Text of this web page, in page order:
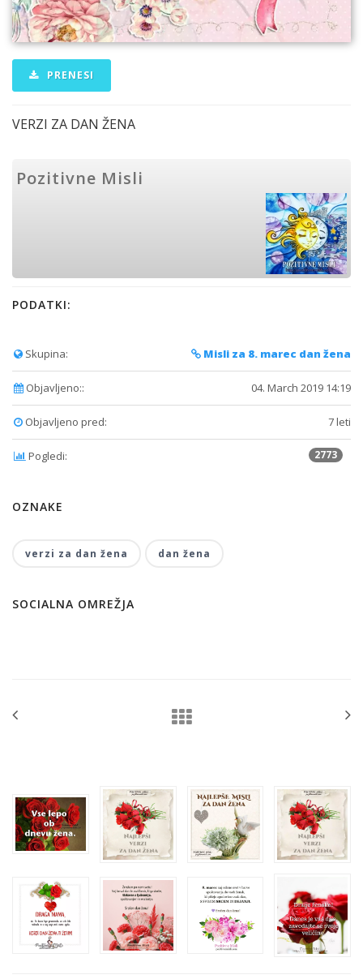
PRENESI
VERZI ZA DAN ŽENA
Pozitivne Misli
PODATKI:
Skupina: Misli za 8. marec dan žena
Objavljeno:: 04. March 2019 14:19
Objavljeno pred: 7 leti
Pogledi: 2773
OZNAKE
verzi za dan žena dan žena
SOCIALNA OMREŽJA